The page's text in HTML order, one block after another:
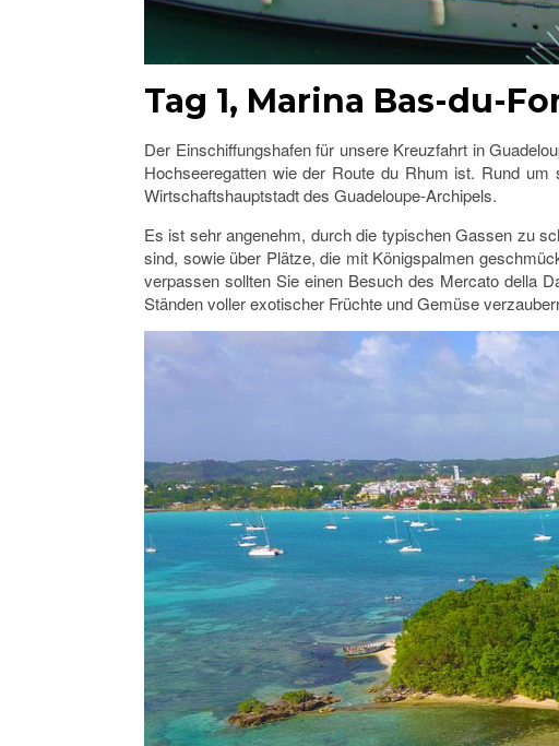
Tag 1, Marina Bas-du-
Der Einschiffungshafen für unsere Kreuzfahrt in
Hochseeregatten wie der Route du Rhum ist. Rund
Wirtschaftshauptstadt des Guadeloupe-Archipels.
Es ist sehr angenehm, durch die typischen Gassen zu
sind, sowie über Plätze, die mit Königspalmen
verpassen sollten Sie einen Besuch des Mercato della
Ständen voller exotischer Früchte und Gemüse